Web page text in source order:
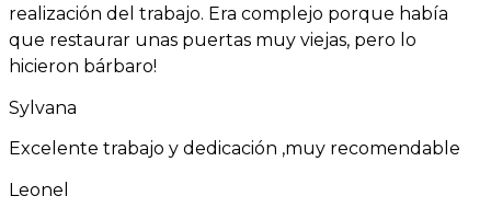
realización del trabajo. Era complejo porque había
que restaurar unas puertas muy viejas, pero lo
hicieron bárbaro!
Sylvana
Excelente trabajo y dedicación ,muy recomendable
Leonel